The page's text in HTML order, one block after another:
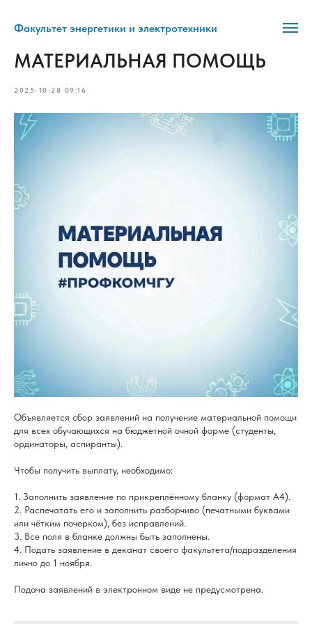
Факультет энергетики и электротехники
МАТЕРИАЛЬНАЯ ПОМОЩЬ
2025-10-28 09:16
Объявляется сбор заявлений на получение материальной помощи
для всех обучающихся на бюджетной очной форме (студенты,
ординаторы, аспиранты).
Чтобы получить выплату, необходимо:
1. Заполнить заявление по прикреплённому бланку (формат А4).
2. Распечатать его и заполнить разборчиво (печатными буквами
или чётким почерком), без исправлений.
3. Все поля в бланке должны быть заполнены.
4. Подать заявление в деканат своего факультета/подразделения
лично до 1 ноября.
Подача заявлений в электронном виде не предусмотрена.